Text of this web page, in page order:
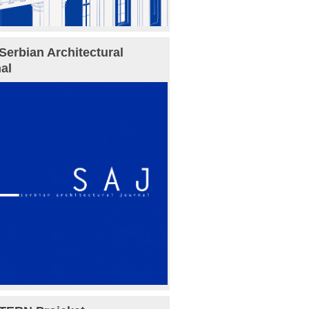
Architectural